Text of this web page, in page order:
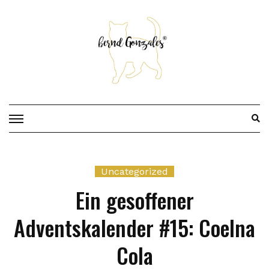
Uncategorized
Ein gesoffener
Adventskalender #15: Coelna
Cola